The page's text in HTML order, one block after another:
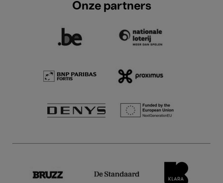
Onze partners